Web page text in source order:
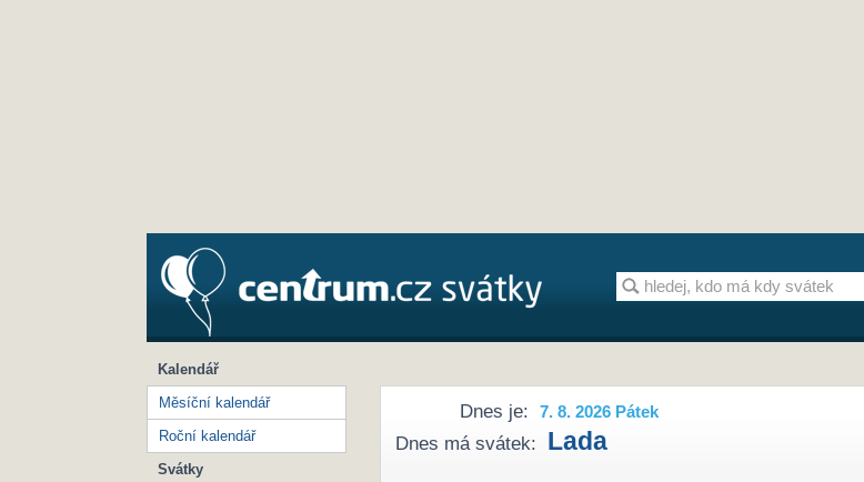
Dnes je: 7. 8. 2026 Pátek
Dnes má svátek: Lada
Kalendář
Měsíční kalendář
Roční kalendář
Svátky